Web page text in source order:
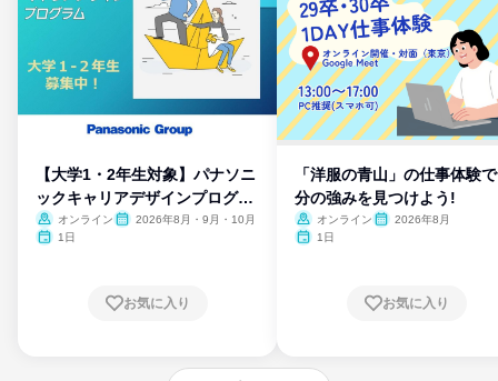
【大学1・2年生対象】パナソニ
ックキャリアデザインプログラ
ム
オンライン
2026年8月・9月・10月
1日
お気に入り
「洋服の青山」の仕事体験
分の強みを見つけよう!
オンライン
2026年8月
1日
お気に入り